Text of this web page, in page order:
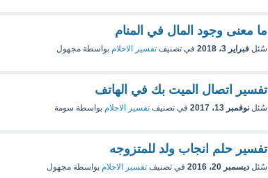
ما معنى وجود المال في المنام
سُئل فبراير 3، 2018 في تصنيف تفسير الاحلام بواسطة مجهول
تفسير اتصال الميت بك في الهاتف
سُئل نوفمبر 13، 2017 في تصنيف تفسير الاحلام بواسطة سومة
تفسير حلم انجاب ولد للمتزوجه
سُئل ديسمبر 20، 2016 في تصنيف تفسير الاحلام بواسطة مجهول